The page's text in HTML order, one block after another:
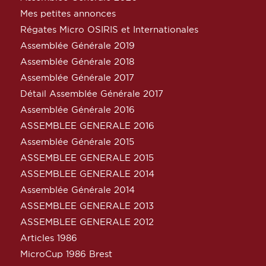
Mes petites annonces
Régates Micro OSIRIS et Internationales
Assemblée Générale 2019
Assemblée Générale 2018
Assemblée Générale 2017
Détail Assemblée Générale 2017
Assemblée Générale 2016
ASSEMBLEE GENERALE 2016
Assemblée Générale 2015
ASSEMBLEE GENERALE 2015
ASSEMBLEE GENERALE 2014
Assemblée Générale 2014
ASSEMBLEE GENERALE 2013
ASSEMBLEE GENERALE 2012
Articles 1986
MicroCup 1986 Brest